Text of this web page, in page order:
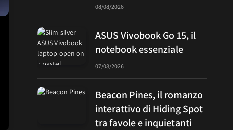
08/08/2026
ASUS Vivobook Go 15, il
notebook essenziale
07/08/2026
Beacon Pines, il romanzo
interattivo di Hiding Spot
tra favole e inquietanti